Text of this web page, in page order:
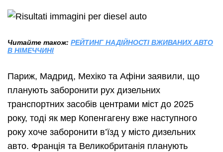
Читайте також: РЕЙТИНГ НАДІЙНОСТІ ВЖИВАНИХ АВТО
В НІМЕЧЧИНІ
Париж, Мадрид, Мехіко та Афіни заявили, що
планують заборонити рух дизельних
транспортних засобів центрами міст до 2025
року, тоді як мер Копенгагену вже наступного
року хоче заборонити в’їзд у місто дизельних
авто. Франція та Великобританія планують